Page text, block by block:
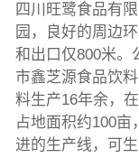
四川旺鹭食品有
园，良好的周边
和出口仅800米。
市鑫芝源食品饮
料生产16年余，
占地面积约100亩
进的生产线，可